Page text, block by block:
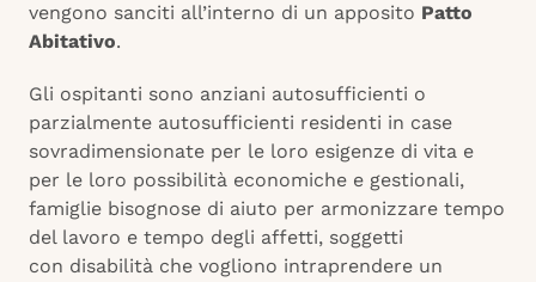
vengono sanciti all’interno di un apposito Patto
Abitativo.
Gli ospitanti sono anziani autosufficienti o
parzialmente autosufficienti residenti in case
sovradimensionate per le loro esigenze di vita e
per le loro possibilità economiche e gestionali,
famiglie bisognose di aiuto per armonizzare tempo
del lavoro e tempo degli affetti, soggetti
con disabilità che vogliono intraprendere un